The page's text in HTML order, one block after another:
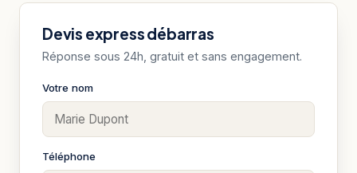
Devis express débarras
Réponse sous 24h, gratuit et sans engagement.
Votre nom
Téléphone